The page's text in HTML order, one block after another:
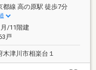
ており重宝されていま
祭日を含め9:00～
も安心)敷地は隅から
り、住人の皆様の意識
都線 高の原駅 徒歩7分
/11階建
戸
木津川市相楽台１